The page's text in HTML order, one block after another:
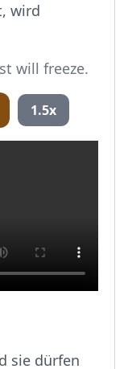
wird
will freeze.
1.5x
sie dürfen